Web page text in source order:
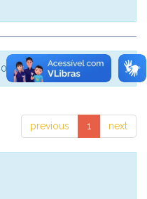
seconds).
previous 1 next